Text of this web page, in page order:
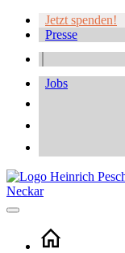
Jetzt spenden!
Presse
Jobs